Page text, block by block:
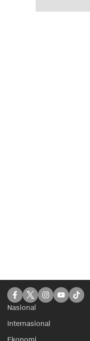
Nasional
Internasional